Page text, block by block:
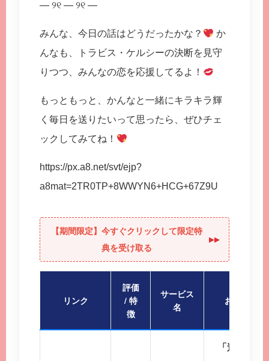
— ୨୧ — ୨୧ —
みんな、今日の話はどうだったかな？
か
んなも、トラビス・ケルシーの決断を見守
りつつ、みんなの恋を応援してるよ！
もっともっと、かんなと一緒にキラキラ輝
く毎日を送りたいって思ったら、ぜひチェ
ックしてみてね！
https://px.a8.net/svt/ejp?
a8mat=2TR0TP+8WWYN6+HCG+67Z9U
【期間限定】今すぐクリックして限定特
典を受け取る
▶︎▶︎
リンク
評価
/ 特
徴
サービス
名
おすすめ
「迷った